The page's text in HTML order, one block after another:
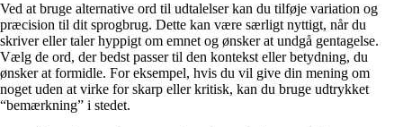
Ved at bruge alternative ord til udtalelser kan du tilføje variation og
præcision til dit sprogbrug. Dette kan være særligt nyttigt, når du
skriver eller taler hyppigt om emnet og ønsker at undgå gentagelse.
Vælg de ord, der bedst passer til den kontekst eller betydning, du
ønsker at formidle. For eksempel, hvis du vil give din mening om
noget uden at virke for skarp eller kritisk, kan du bruge udtrykket
“bemærkning” i stedet.